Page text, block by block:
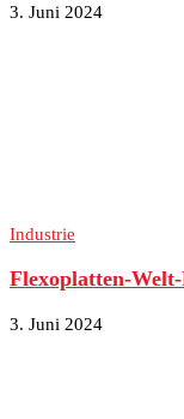
3. Juni 2024
Industrie
Flexoplatten-
3. Juni 2024